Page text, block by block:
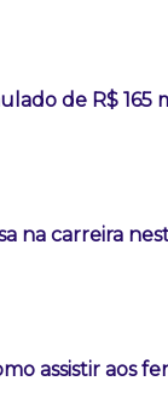
de R$ 165
na carreira
assistir aos